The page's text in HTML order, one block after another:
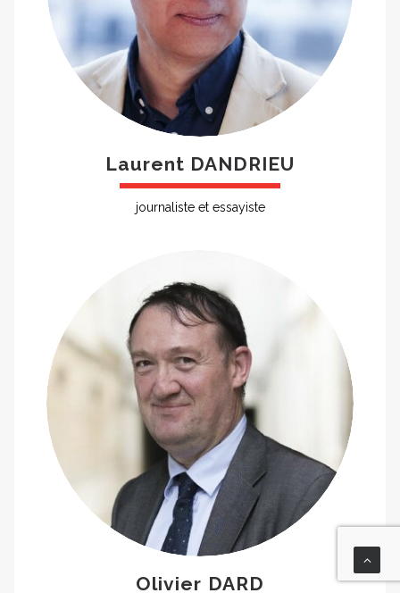
Laurent DANDRIEU
journaliste et essayiste
Olivier DARD